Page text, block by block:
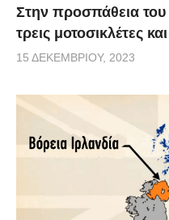
Στην προσπάθεια
τρεις μοτοσικλέτες
15 ΔΕΚΕΜΒΡΊΟΥ, 2023